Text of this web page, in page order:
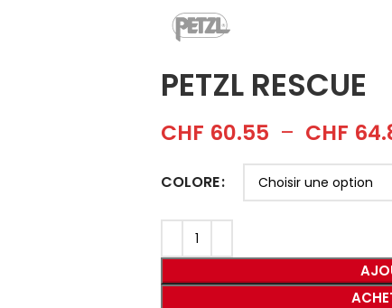
PETZL RESCUE
CHF 60.55 – CHF
COLORE